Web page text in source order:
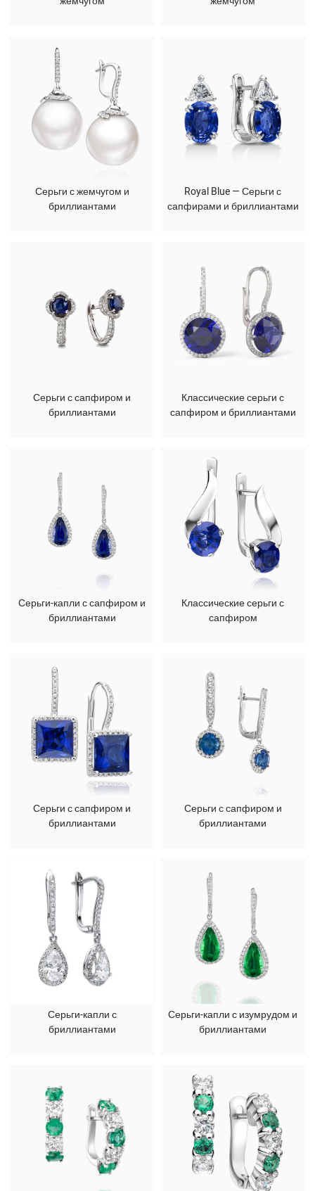
Серьги с жемчугом и
бриллиантами
Royal Blue — Серьги с
сапфирами и бриллиантами
Серьги с сапфиром и
бриллиантами
Классические серьги с
сапфиром и бриллиантами
Серьги-капли с сапфиром и
бриллиантами
Классические серьги с
сапфиром
Серьги с сапфиром и
бриллиантами
Серьги с сапфиром и
бриллиантами
Серьги-капли с
бриллиантами
Серьги-капли с изумрудом и
бриллиантами